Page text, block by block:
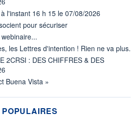
l'instant 16 h 15 le 07/08/2026
pour sécuriser
les Lettres d'intention ! Rien ne va plus.
2CRSI : DES CHIFFRES & DES
Buena Vista »